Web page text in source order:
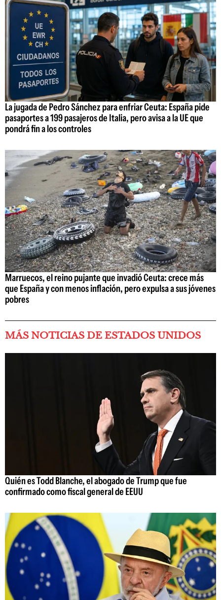
La jugada de Pedro Sánchez para enfriar Ceuta: España pide
pasaportes a 199 pasajeros de Italia, pero avisa a la UE que
pondrá fin a los controles
Marruecos, el reino pujante que invadió Ceuta: crece más
que España y con menos inflación, pero expulsa a sus jóvenes
pobres
MÁS NOTICIAS DE ESTADOS UNIDOS
Quién es Todd Blanche, el abogado de Trump que fue
confirmado como fiscal general de EEUU